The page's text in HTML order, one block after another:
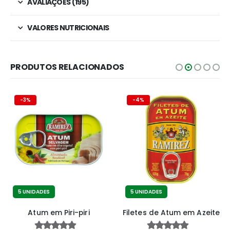
VALORES NUTRICIONAIS
PRODUTOS RELACIONADOS
-3%
5 UNIDADES
Atum em Piri-piri
-4%
5 UNIDADES
Filetes de Atum em Azeite